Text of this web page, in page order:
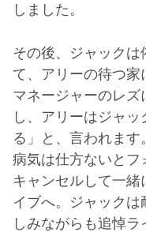
しました。
その後、ジャックは
て、アリーの待つ
マネージャーのレ
し、アリーはジャ
る」と、言われま
病気は仕方ないとフ
キャンセルして一緒
イブへ。ジャック
しみながらも追悼ラ